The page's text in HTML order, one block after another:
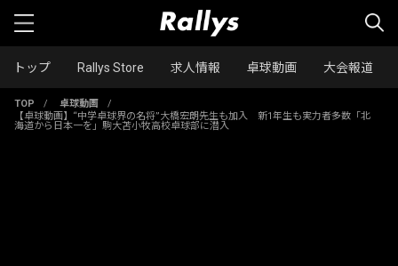
トップ Rallys Store 求人情報 卓球動画 大会報道
TOP / 卓球動画
/
【卓球動画】“中学卓球界の名将”大橋宏朗先生も加入 新1年生も実力者多数「北
海道から日本一を」駒大苫小牧高校卓球部に潜入